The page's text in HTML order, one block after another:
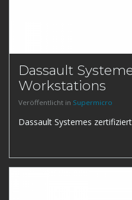
Dassault
Workstations
Veröffentlicht in Supermicro
Dassault Systemes